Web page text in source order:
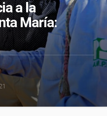
a la
María: